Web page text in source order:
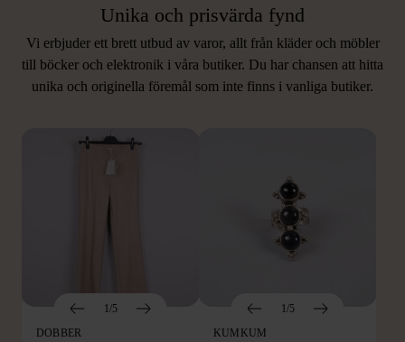
Unika och prisvärda fynd
Vi erbjuder ett brett utbud av varor, allt från kläder och möbler
till böcker och elektronik i våra butiker. Du har chansen att hitta
unika och originella föremål som inte finns i vanliga butiker.
LIKNANDE PRODUKTER
Hitta produkter som påminner om denna
1/5
DOBBER
1/5
KUMKUM